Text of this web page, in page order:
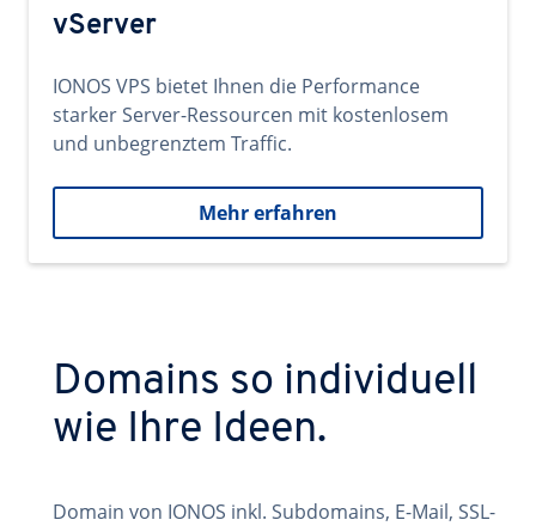
vServer
IONOS VPS bietet Ihnen die Performance
starker Server-Ressourcen mit kostenlosem
und unbegrenztem Traffic.
Mehr erfahren
Domains so individuell
wie Ihre Ideen.
Domain von IONOS inkl. Subdomains, E-Mail, SSL-